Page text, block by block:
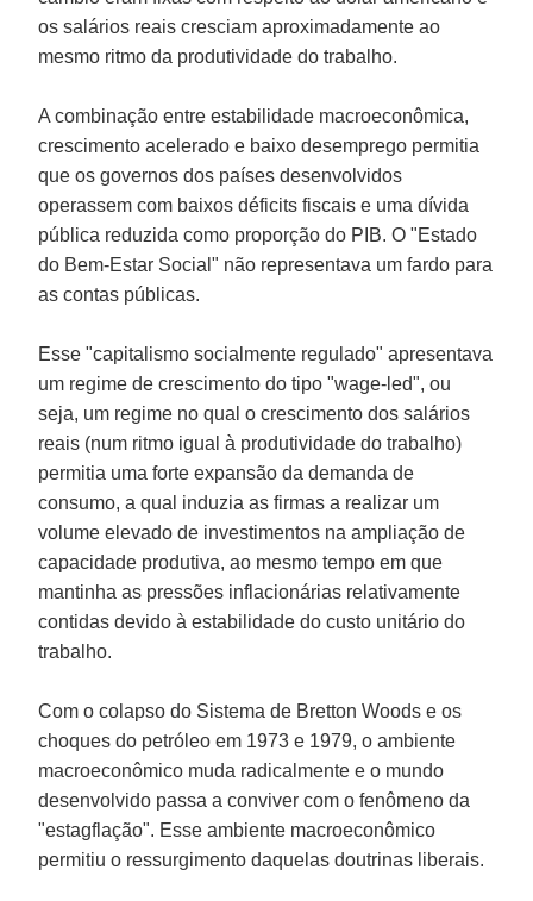
os salários reais cresciam aproximadamente ao
mesmo ritmo da produtividade do trabalho.
A combinação entre estabilidade macroeconômica,
crescimento acelerado e baixo desemprego permitia
que os governos dos países desenvolvidos
operassem com baixos déficits fiscais e uma dívida
pública reduzida como proporção do PIB. O "Estado
do Bem-Estar Social" não representava um fardo para
as contas públicas.
Esse "capitalismo socialmente regulado" apresentava
um regime de crescimento do tipo "wage-led", ou
seja, um regime no qual o crescimento dos salários
reais (num ritmo igual à produtividade do trabalho)
permitia uma forte expansão da demanda de
consumo, a qual induzia as firmas a realizar um
volume elevado de investimentos na ampliação de
capacidade produtiva, ao mesmo tempo em que
mantinha as pressões inflacionárias relativamente
contidas devido à estabilidade do custo unitário do
trabalho.
Com o colapso do Sistema de Bretton Woodse os
choques do petróleo em 1973 e 1979, o ambiente
macroeconômico muda radicalmente e o mundo
desenvolvido passa a conviver com o fenômeno da
"estagflação". Esse ambiente macroeconômico
permitiu o ressurgimento daquelas doutrinas liberais.